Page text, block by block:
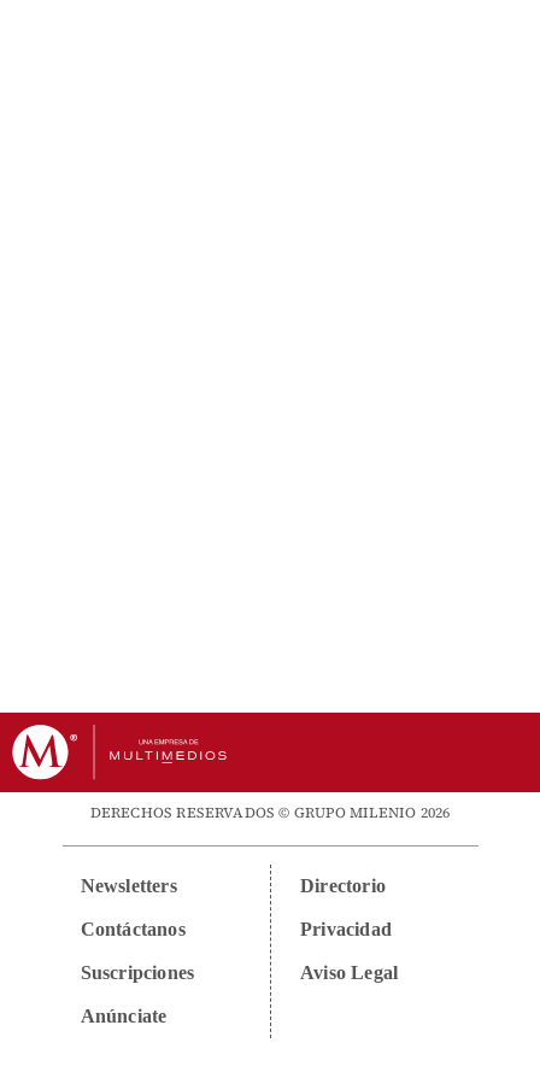
DERECHOS RESERVADOS © GRUPO MILENIO 2026
Newsletters
Contáctanos
Suscripciones
Anúnciate
Directorio
Privacidad
Aviso Legal